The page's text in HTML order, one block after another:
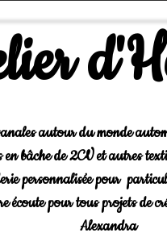
autour du monde
bâche de 2CV et autres
personnalisée pour
écoute pour tous projets de
Alexandra